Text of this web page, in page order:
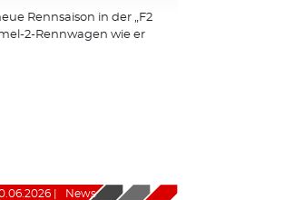
Rennsaison in der „F2
2-Rennwagen wie er
News